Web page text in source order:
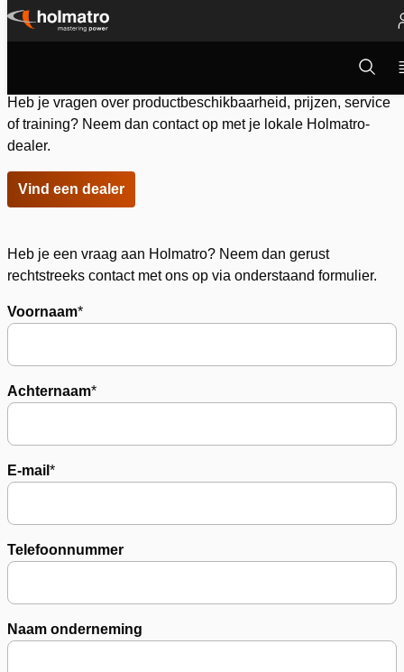
Ga
Open
Heb je vragen over productbeschikbaarheid, prijzen, service
of training? Neem dan contact op met je lokale Holmatro-
dealer.
Vind een dealer
Heb je een vraag aan Holmatro? Neem dan gerust
rechtstreeks contact met ons op via onderstaand formulier.
Voornaam*
Achternaam*
E-mail *
Telefoonnummer
Naam onderneming